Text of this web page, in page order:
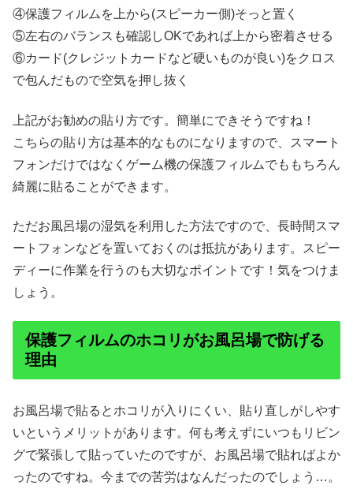
④保護フィルムを上から(スピーカー側)そっと置く
⑤左右のバランスも確認しOKであれば上から密着させる
⑥カード(クレジットカードなど硬いものが良い)をクロス
で包んだもので空気を押し抜く
上記がお勧めの貼り方です。簡単にできそうですね！
こちらの貼り方は基本的なものになりますので、スマート
フォンだけではなくゲーム機の保護フィルムでももちろん
綺麗に貼ることができます。
ただお風呂場の湿気を利用した方法ですので、長時間スマ
ートフォンなどを置いておくのは抵抗があります。スピー
ディーに作業を行うのも大切なポイントです！気をつけま
しょう。
保護フィルムのホコリがお風呂場で防げる
理由
お風呂場で貼るとホコリが入りにくい、貼り直しがしやす
いというメリットがあります。何も考えずにいつもリビン
グで緊張して貼っていたのですが、お風呂場で貼ればよか
ったのですね。今までの苦労はなんだったのでしょう…。